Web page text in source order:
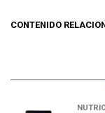
CONTENIDO